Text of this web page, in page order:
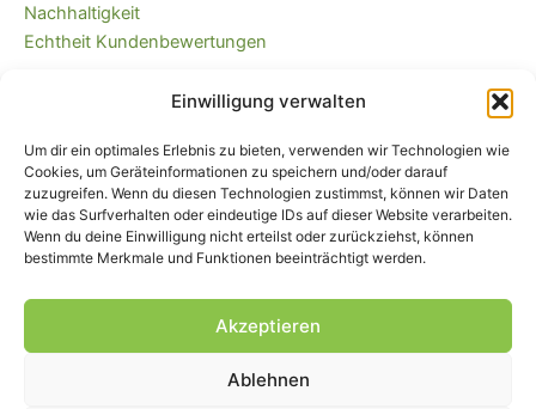
Einwilligung verwalten
Um dir ein optimales Erlebnis zu bieten, verwenden wir Technologien wie
Cookies, um Geräteinformationen zu speichern und/oder darauf
zuzugreifen. Wenn du diesen Technologien zustimmst, können wir Daten
wie das Surfverhalten oder eindeutige IDs auf dieser Website verarbeiten.
Wenn du deine Einwilligung nicht erteilst oder zurückziehst, können
bestimmte Merkmale und Funktionen beeinträchtigt werden.
Akzeptieren
Ablehnen
Nachhaltigkeit
Echtheit Kundenbewertungen
Kaufvertrag widerrufen
Versandkostenfrei ab 35 EUR (DE) und
immer plastikfrei verpackt!
Widerrufsbelehrung und -formular